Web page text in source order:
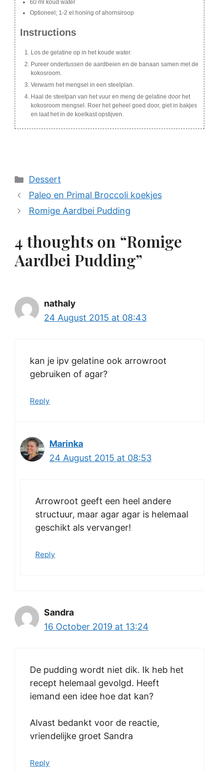
60 ml koud water
Optioneel; 1-2 el honing of ahornsiroop
Instructions
Los de gelatine op in het koude water.
Pureer ondertussen de aardbeien en de banaan samen met de
kokosroom.
Verwarm het mengsel in een steelplan.
Haal de steelpan van het vuur en meng de gelatine door het
kokosroom mengsel. Roer het geheel goed door, giet in bakjes
en laat het in de koelkast opstijven.
Categories
Dessert
Paleo en Primal Broccoli koekjes
Romige Aardbei Pudding
4 thoughts on “Romige
Aardbei Pudding”
nathaly
24 August 2015 at 08:43
kan je ipv gelatine ook arrowroot
gebruiken of agar?
Reply
Marinka
24 August 2015 at 08:53
Arrowroot geeft een heel andere
structuur, maar agar agar is helemaal
geschikt als vervanger!
Reply
Sandra
16 October 2019 at 13:24
De pudding wordt niet dik. Ik heb het
recept helemaal gevolgd. Heeft
iemand een idee hoe dat kan?
Alvast bedankt voor de reactie,
vriendelijke groet Sandra
Reply